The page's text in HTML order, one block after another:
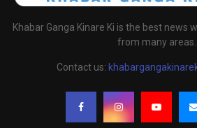
Khabar Ganga Kinare Ki is the best news
from many areas.
Contact us: